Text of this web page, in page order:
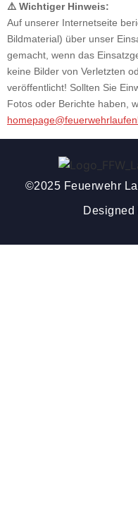
⚠️ Wichtiger Hinweis:
Auf unserer Internetseite
Bildmaterial) über unser
gemacht, wenn das
keine Bilder von Verletzten
veröffentlicht! Sollten Sie
Fotos oder Berichte haben,
©2025 Feuerwehr
Designed